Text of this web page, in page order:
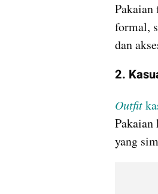
formal,
dan
2.
Outfit
Pakaian
yang